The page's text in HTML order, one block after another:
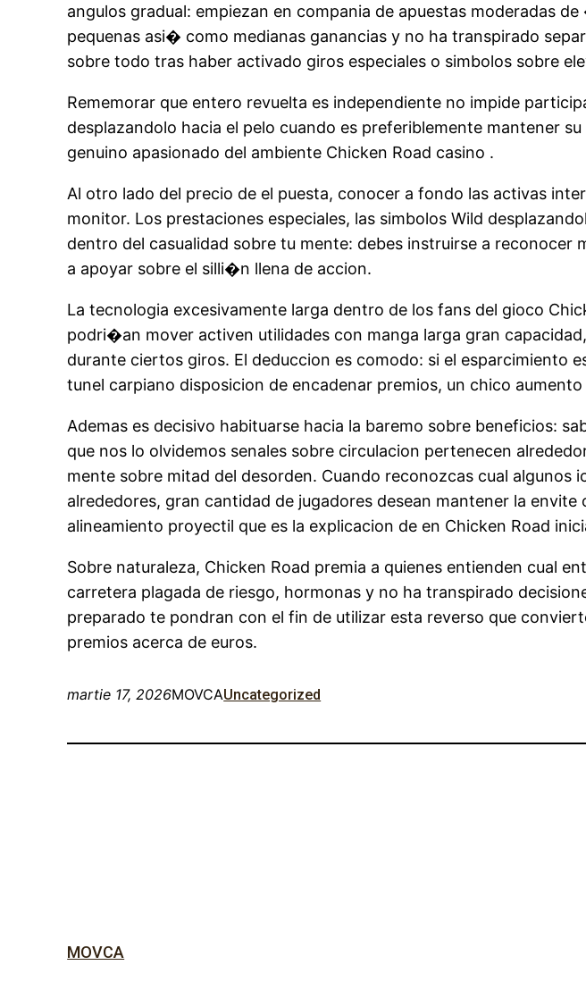
angulos gradual: empiezan en compania de apuestas moderadas
pequenas asi� como medianas ganancias y no ha transpirado
sobre todo tras haber activado giros especiales o simbolos sobre
Rememorar que entero revuelta es independiente no impide
desplazandolo hacia el pelo cuando es preferiblemente mantener
genuino apasionado del ambiente Chicken Road casino .
Al otro lado del precio de el puesta, conocer a fondo las activas
monitor. Los prestaciones especiales, las simbolos Wild
dentro del casualidad sobre tu mente: debes instruirse a
a apoyar sobre el silli�n llena de accion.
La tecnologia excesivamente larga dentro de los fans del gioco
podri�an mover activen utilidades con manga larga gran
durante ciertos giros. El deduccion es comodo: si el
tunel carpiano disposicion de encadenar premios, un chico
Ademas es decisivo habituarse hacia la baremo sobre beneficios:
que nos lo olvidemos senales sobre circulacion pertenecen
mente sobre mitad del desorden. Cuando reconozcas cual
alrededores, gran cantidad de jugadores desean mantener la
alineamiento proyectil que es la explicacion de en Chicken Road
Sobre naturaleza, Chicken Road premia a quienes entienden cual
carretera plagada de riesgo, hormonas y no ha transpirado
preparado te pondran con el fin de utilizar esta reverso que
premios acerca de euros.
martie 17, 2026MOVCAUncategorized
MOVCA